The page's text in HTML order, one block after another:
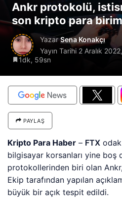
Ankr protokolü,
son kripto para
YazarSena Konakçı
Yayın Tarihi 2 Aralık
1dk, 59sn
PAYLAŞ
Kripto Para Haber – FTX
bilgisayar korsanları yine boş
protokollerinden biri olan Ankr,
Ekip tarafından yapılan
büyük bir açık tespit edildi.